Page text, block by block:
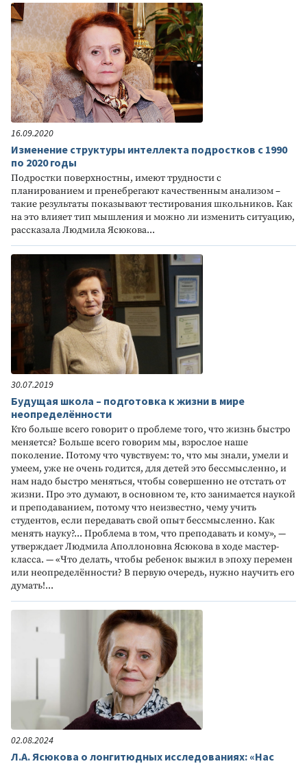
16.09.2020
Изменение структуры интеллекта подростков с 1990
по 2020 годы
Подростки поверхностны, имеют трудности с
планированием и пренебрегают качественным анализом –
такие результаты показывают тестирования школьников. Как
на это влияет тип мышления и можно ли изменить ситуацию,
рассказала Людмила Ясюкова...
30.07.2019
Будущая школа – подготовка к жизни в мире
неопределённости
Кто больше всего говорит о проблеме того, что жизнь быстро
меняется? Больше всего говорим мы, взрослое наше
поколение. Потому что чувствуем: то, что мы знали, умели и
умеем, уже не очень годится, для детей это бессмысленно, и
нам надо быстро меняться, чтобы совершенно не отстать от
жизни. Про это думают, в основном те, кто занимается наукой
и преподаванием, потому что неизвестно, чему учить
студентов, если передавать свой опыт бессмысленно. Как
менять науку?... Проблема в том, что преподавать и кому», —
утверждает Людмила Аполлоновна Ясюкова в ходе мастер-
класса. — «Что делать, чтобы ребенок выжил в эпоху перемен
или неопределённости? В первую очередь, нужно научить его
думать!...
02.08.2024
Л.А. Ясюкова о лонгитюдных исследованиях: «Нас